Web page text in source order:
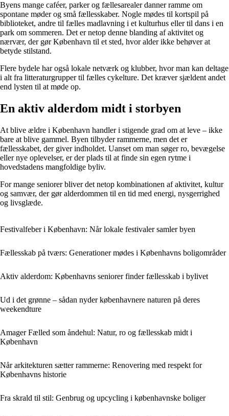
Byens mange caféer, parker og fællesarealer danner ramme om
spontane møder og små fællesskaber. Nogle mødes til kortspil på
biblioteket, andre til fælles madlavning i et kulturhus eller til dans i en
park om sommeren. Det er netop denne blanding af aktivitet og
nærvær, der gør København til et sted, hvor alder ikke behøver at
betyde stilstand.
Flere bydele har også lokale netværk og klubber, hvor man kan deltage
i alt fra litteraturgrupper til fælles cykelture. Det kræver sjældent andet
end lysten til at møde op.
En aktiv alderdom midt i storbyen
At blive ældre i København handler i stigende grad om at leve – ikke
bare at blive gammel. Byen tilbyder rammerne, men det er
fællesskabet, der giver indholdet. Uanset om man søger ro, bevægelse
eller nye oplevelser, er der plads til at finde sin egen rytme i
hovedstadens mangfoldige byliv.
For mange seniorer bliver det netop kombinationen af aktivitet, kultur
og samvær, der gør alderdommen til en tid med energi, nysgerrighed
og livsglæde.
Festivalfeber i København: Når lokale festivaler samler byen
Fællesskab på tværs: Generationer mødes i Københavns boligområder
Aktiv alderdom: Københavns seniorer finder fællesskab i bylivet
Ud i det grønne – sådan nyder københavnere naturen på deres
weekendture
Amager Fælled som åndehul: Natur, ro og fællesskab midt i
København
Når arkitekturen sætter rammerne: Renovering med respekt for
Københavns historie
Fra skrald til stil: Genbrug og upcycling i københavnske boliger